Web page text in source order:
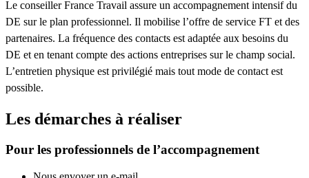
Le conseiller France Travail assure un accompagnement intensif du
DE sur le plan professionnel. Il mobilise l’offre de service FT et des
partenaires. La fréquence des contacts est adaptée aux besoins du
DE et en tenant compte des actions entreprises sur le champ social.
L’entretien physique est privilégié mais tout mode de contact est
possible.
Les démarches à réaliser
Pour les professionnels de l’accompagnement